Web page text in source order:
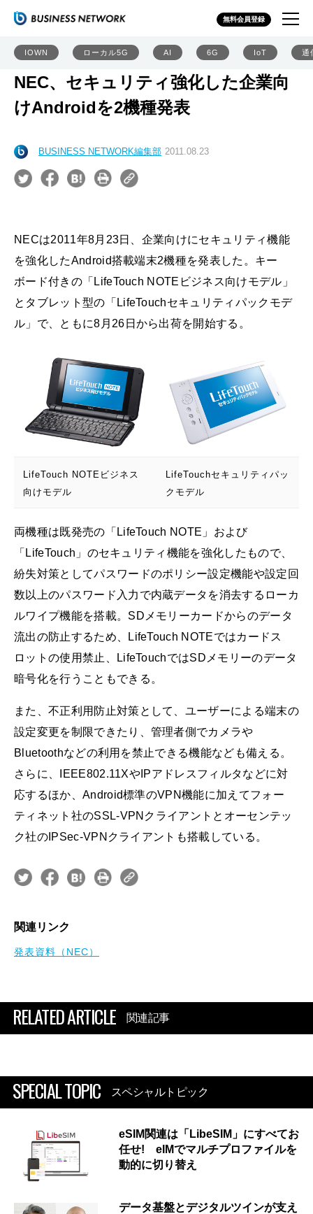
無料会員登録
IOWN ローカル5G AI 6G IoT 通
NEC、セキュリティ強化した企業向
けAndroidを2機種発表
BUSINESS NETWORK編集部 2011.08.23
NECは2011年8月23日、企業向けにセキュリティ機能
を強化したAndroid搭載端末2機種を発表した。キー
ボード付きの「LifeTouch NOTEビジネス向けモデル」
とタブレット型の「LifeTouchセキュリティパックモデ
ル」で、ともに8月26日から出荷を開始する。
LifeTouch NOTEビジネス
向けモデル
LifeTouchセキュリティパッ
クモデル
両機種は既発売の「LifeTouch NOTE」および
「LifeTouch」のセキュリティ機能を強化したもので、
紛失対策としてパスワードのポリシー設定機能や設定回
数以上のパスワード入力で内蔵データを消去するローカ
ルワイプ機能を搭載。SDメモリーカードからのデータ
流出の防止するため、LifeTouch NOTEではカードス
ロットの使用禁止、LifeTouchではSDメモリーのデータ
暗号化を行うこともできる。
また、不正利用防止対策として、ユーザーによる端末の
設定変更を制限できたり、管理者側でカメラや
Bluetoothなどの利用を禁止できる機能なども備える。
さらに、IEEE802.11XやIPアドレスフィルタなどに対
応するほか、Android標準のVPN機能に加えてフォー
ティネット社のSSL-VPNクライアントとオーセンテッ
ク社のIPSec-VPNクライアントも搭載している。
関連リンク
発表資料（NEC）
RELATED ARTICLE 関連記事
SPECIAL TOPIC スペシャルトピック
eSIM関連は「LibeSIM」にすべてお
任せ! eIMでマルチプロファイルを
動的に切り替え
データ基盤とデジタルツインが支え